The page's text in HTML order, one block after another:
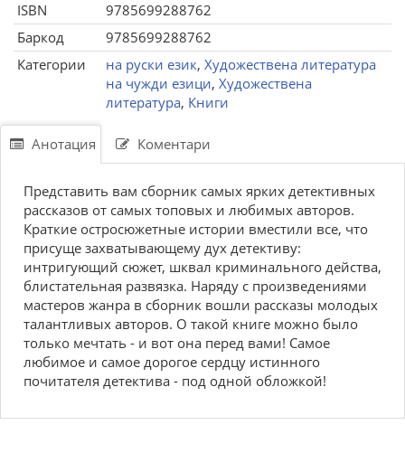
ISBN
9785699288762
Баркод
9785699288762
Категории
на руски език, Художествена литература
на чужди езици, Художествена
литература, Книги
Анотация Коментари
Представить вам сборник самых ярких детективных
рассказов от самых топовых и любимых авторов.
Краткие остросюжетные истории вместили все, что
присуще захватывающему дух детективу:
интригующий сюжет, шквал криминального действа,
блистательная развязка. Наряду с произведениями
мастеров жанра в сборник вошли рассказы молодых
талантливых авторов. О такой книге можно было
только мечтать - и вот она перед вами! Самое
любимое и самое дорогое сердцу истинного
почитателя детектива - под одной обложкой!